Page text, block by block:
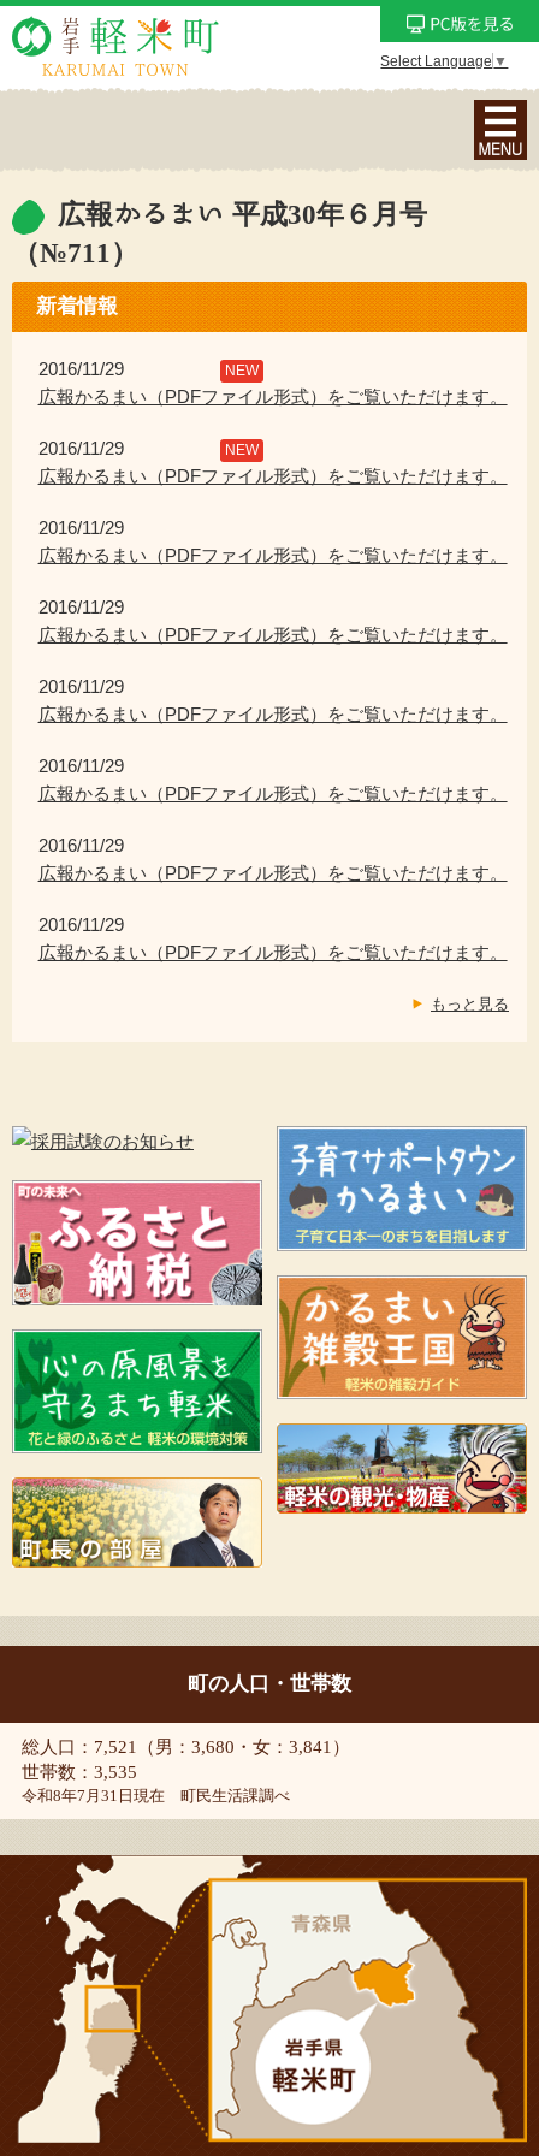
Select Language ▼
ナ
ビ
ン
メ
表
広報かるまい 平成30年６月号
（№711）
新着情報
2016/11/29 NEW
広報かるまい（PDFファイル形式）をご覧いただけます。
2016/11/29 NEW
広報かるまい（PDFファイル形式）をご覧いただけます。
2016/11/29
広報かるまい（PDFファイル形式）をご覧いただけます。
2016/11/29
広報かるまい（PDFファイル形式）をご覧いただけます。
2016/11/29
広報かるまい（PDFファイル形式）をご覧いただけます。
2016/11/29
広報かるまい（PDFファイル形式）をご覧いただけます。
2016/11/29
広報かるまい（PDFファイル形式）をご覧いただけます。
2016/11/29
広報かるまい（PDFファイル形式）をご覧いただけます。
もっと見る
町の人口・世帯数
総人口：7,521（男：3,680・女：3,841）
世帯数：3,535
令和8年7月31日現在 町民生活課調べ